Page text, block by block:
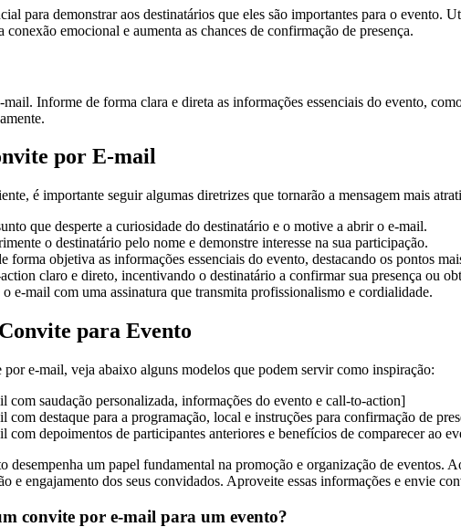
para demonstrar aos destinatários que eles são importantes para o
emocional e aumenta as chances de confirmação de presença.
Informe de forma clara e direta as informações essenciais do evento,
por E-mail
é importante seguir algumas diretrizes que tornarão a mensagem mais
que desperte a curiosidade do destinatário e o motive a abrir o e-mail.
o destinatário pelo nome e demonstre interesse na sua participação.
forma objetiva as informações essenciais do evento, destacando os pontos
claro e direto, incentivando o destinatário a confirmar sua presença ou
o e-mail com uma assinatura que transmita profissionalismo e cordialidade.
para Evento
e-mail, veja abaixo alguns modelos que podem servir como inspiração:
com saudação personalizada, informações do evento e call-to-action]
com destaque para a programação, local e instruções para confirmação de
com depoimentos de participantes anteriores e benefícios de comparecer ao
desempenha um papel fundamental na promoção e organização de eventos.
e engajamento dos seus convidados. Aproveite essas informações e envie
convite por e-mail para um evento?